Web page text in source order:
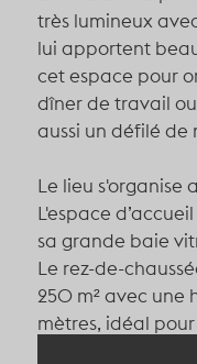
très lumineux
lui apportent
cet espace pour
dîner de travail
aussi un défilé de
Le lieu s'organise
L'espace
sa grande baie
Le rez-de-
250 m² avec une
mètres, idéal